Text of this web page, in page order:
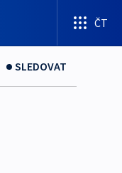
ČT
SLEDOVAT